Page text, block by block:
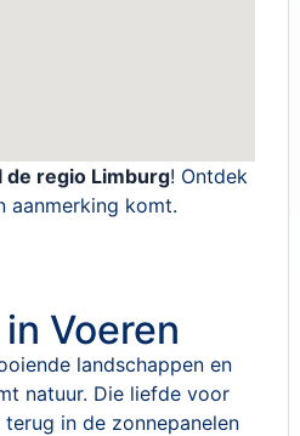
de regio Limburg! Ontdek
aanmerking komt.
Voeren
landschappen en
natuur. Die liefde voor
in de zonnepanelen